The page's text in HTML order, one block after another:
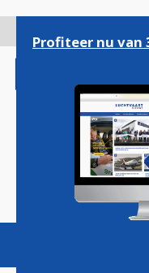
gaan
Magazine
Profiteer nu van